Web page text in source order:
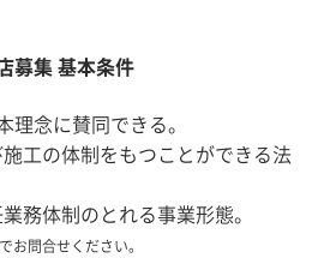
募集 基本条件
理念に賛同できる。
工の体制をもつことができる法
務体制のとれる事業形態。
問合せください。